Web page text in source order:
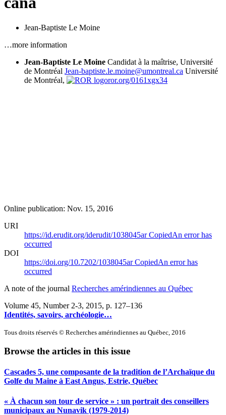
Jean-Baptiste Le Moine
…more information
Jean-Baptiste Le Moine Candidat à la maîtrise, Université
de Montréal Jean-baptiste.le.moine@umontreal.ca Université
de Montréal,
ror.org/0161xgx34
Online publication: Nov. 15, 2016
URI
https://id.erudit.org/iderudit/1038045arCopiedAn error has
occurred
DOI
https://doi.org/10.7202/1038045arCopiedAn error has
occurred
A note of the journal Recherches amérindiennes au Québec
Volume 45, Number 2-3, 2015, p. 127–136
Identités, savoirs, archéologie…
Tous droits réservés © Recherches amérindiennes au Québec, 2016
Browse the articles in this issue
Cascades 5, une composante de la tradition de l’Archaïque du
Golfe du Maine à East Angus, Estrie, Québec
« À chacun son tour de service » : un portrait des conseillers
municipaux au Nunavik (1979-2014)